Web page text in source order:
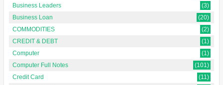
Business Leaders
(3)
Business Loan
(20)
COMMODITIES
(2)
CREDIT & DEBT
(1)
Computer
(1)
Computer Full Notes
(101)
Credit Card
(11)